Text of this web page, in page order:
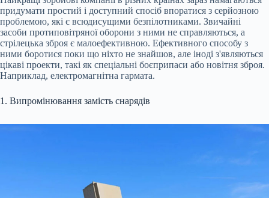
придумати простий і доступний спосіб впоратися з серйозною
проблемою, які є всюдисущими безпілотниками. Звичайні
засоби протиповітряної оборони з ними не справляються, а
стрілецька зброя є малоефективною. Ефективного способу з
ними боротися поки що ніхто не знайшов, але іноді з'являються
цікаві проекти, такі як спеціальні боєприпаси або новітня зброя.
Наприклад, електромагнітна гармата.
1. Випромінювання замість снарядів